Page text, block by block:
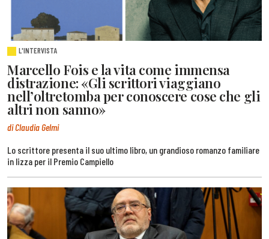
L'INTERVISTA
Marcello Fois e la vita come immensa
distrazione: «Gli scrittori viaggiano
nell’oltretomba per conoscere cose che gli
altri non sanno»
di Claudia Gelmi
Lo scrittore presenta il suo ultimo libro, un grandioso romanzo familiare
in lizza per il Premio Campiello